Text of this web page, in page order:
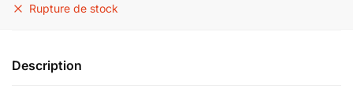
Rupture de stock
Description